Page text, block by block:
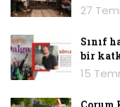
27
Sınıf
bir
15